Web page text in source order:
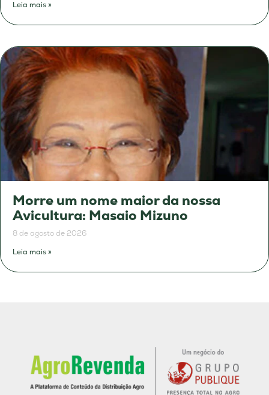
Leia mais »
Morre um nome maior da nossa
Avicultura: Masaio Mizuno
8 de agosto de 2026
Leia mais »